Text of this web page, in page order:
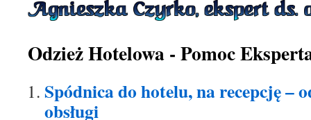
Odzież Hotelowa - Pomoc
Spódnica do hotelu, na recepcję –
obsługi